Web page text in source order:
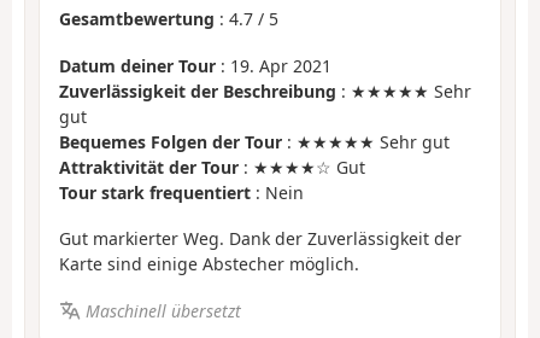
Gesamtbewertung : 4.7 / 5
Datum deiner Tour : 19. Apr 2021
Zuverlässigkeit der Beschreibung : ★★★★★ Sehr
gut
Bequemes Folgen der Tour : ★★★★★ Sehr gut
Attraktivität der Tour : ★★★★☆ Gut
Tour stark frequentiert : Nein
Gut markierter Weg. Dank der Zuverlässigkeit der
Karte sind einige Abstecher möglich.
Maschinell übersetzt